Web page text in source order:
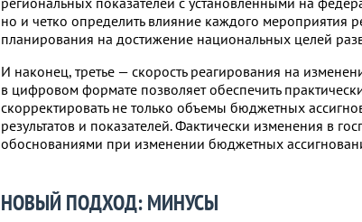
но и четко определить влияние каждого мероприятия
планирования на достижение национальных целей
И наконец, третье — скорость реагирования на
в цифровом формате позволяет обеспечить
скорректировать не только объемы бюджетных
результатов и показателей. Фактически изменения в
обоснованиями при изменении бюджетных
НОВЫЙ ПОДХОД: МИНУСЫ